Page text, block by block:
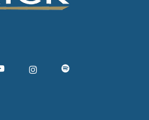
se
el valor de mercado de